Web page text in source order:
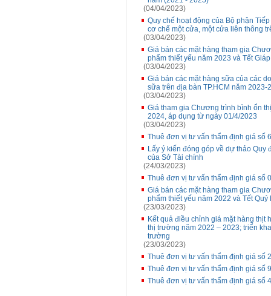
(04/04/2023)
Quy chế hoạt động của Bộ phận
cơ chế một cửa, một cửa liên thông
(03/04/2023)
Giá bán các mặt hàng tham gia
phẩm thiết yếu năm 2023 và Tết
(03/04/2023)
Giá bán các mặt hàng sữa của các
sữa trên địa bàn TP.HCM năm
(03/04/2023)
Giá tham gia Chương trình bình ổn
2024, áp dụng từ ngày 01/4/2023
(03/04/2023)
Thuê đơn vị tư vấn thẩm định giá số
Lấy ý kiến đóng góp về dự thảo
của Sở Tài chính
(24/03/2023)
Thuê đơn vị tư vấn thẩm định giá số
Giá bán các mặt hàng tham gia
phẩm thiết yếu năm 2022 và Tết
(23/03/2023)
Kết quả điều chỉnh giá mặt hàng
thị trường năm 2022 – 2023; triển
trường
(23/03/2023)
Thuê đơn vị tư vấn thẩm định giá số
Thuê đơn vị tư vấn thẩm định giá số
Thuê đơn vị tư vấn thẩm định giá số